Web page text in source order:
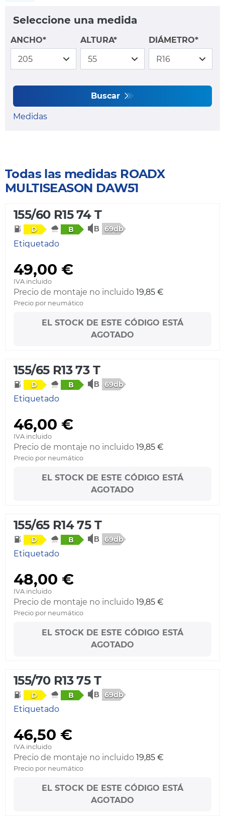
Seleccione una medida
ANCHO* ALTURA* DIÁMETRO*
Buscar
Medidas
Todas las medidas ROADX
MULTISEASON DAW51
155/60 R15 74 T
D B 69db
Etiquetado
49,00 €
IVA incluido
Precio de montaje no incluido 19,85 €
Precio por neumático
EL STOCK DE ESTE CÓDIGO ESTÁ
AGOTADO
155/65 R13 73 T
D B 69db
Etiquetado
46,00 €
IVA incluido
Precio de montaje no incluido 19,85 €
Precio por neumático
EL STOCK DE ESTE CÓDIGO ESTÁ
AGOTADO
155/65 R14 75 T
D B 69db
Etiquetado
48,00 €
IVA incluido
Precio de montaje no incluido 19,85 €
Precio por neumático
EL STOCK DE ESTE CÓDIGO ESTÁ
AGOTADO
155/70 R13 75 T
D B 69db
Etiquetado
46,50 €
IVA incluido
Precio de montaje no incluido 19,85 €
Precio por neumático
EL STOCK DE ESTE CÓDIGO ESTÁ
AGOTADO